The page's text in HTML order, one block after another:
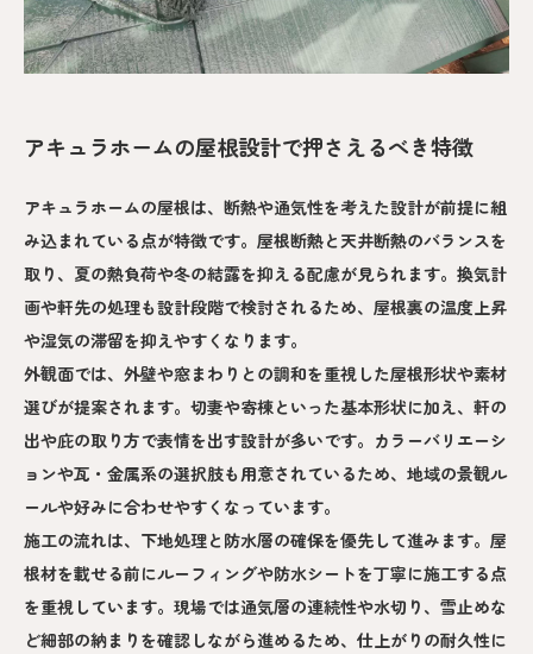
アキュラホームの屋根設計で押さえるべき特徴
アキュラホームの屋根は、断熱や通気性を考えた設計が前提に組
み込まれている点が特徴です。屋根断熱と天井断熱のバランスを
取り、夏の熱負荷や冬の結露を抑える配慮が見られます。換気計
画や軒先の処理も設計段階で検討されるため、屋根裏の温度上昇
や湿気の滞留を抑えやすくなります。
外観面では、外壁や窓まわりとの調和を重視した屋根形状や素材
選びが提案されます。切妻や寄棟といった基本形状に加え、軒の
出や庇の取り方で表情を出す設計が多いです。カラーバリエーシ
ョンや瓦・金属系の選択肢も用意されているため、地域の景観ル
ールや好みに合わせやすくなっています。
施工の流れは、下地処理と防水層の確保を優先して進みます。屋
根材を載せる前にルーフィングや防水シートを丁寧に施工する点
を重視しています。現場では通気層の連続性や水切り、雪止めな
ど細部の納まりを確認しながら進めるため、仕上がりの耐久性に